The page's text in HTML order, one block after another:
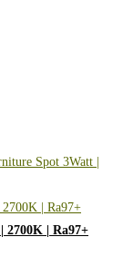
2700K | Ra97+